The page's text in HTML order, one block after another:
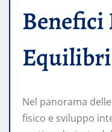
Benefici
Nel panorama
fisico e sviluppo